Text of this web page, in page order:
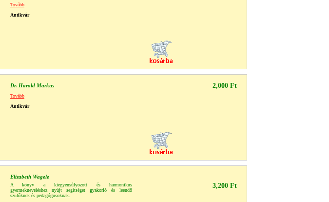
Tovább
Antikvár
Dr. Harold Markus 2,000 Ft
Tovább
Antikvár
Elizabeth Wagele
A könyv a kiegyensúlyozott és harmonikus
gyermekneveléshez nyújt segítséget gyakorló és leendő
szülőknek és pedagógusoknak.
3,200 Ft